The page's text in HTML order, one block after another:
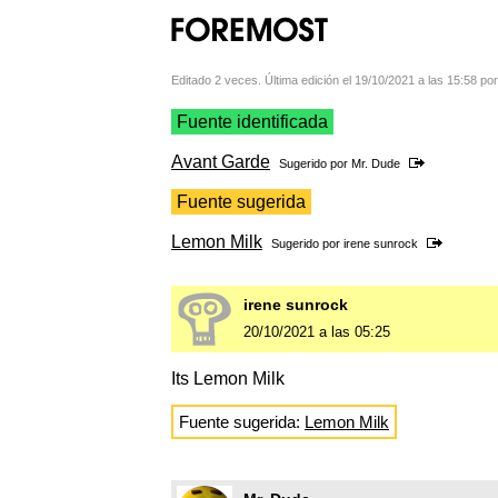
Editado 2 veces. Última edición el 19/10/2021 a las 15:58
Fuente identificada
Avant Garde Sugerido por Mr. Dude
Fuente sugerida
Lemon Milk Sugerido por irene sunrock
irene sunrock
20/10/2021 a las 05:25
Its Lemon Milk
Fuente sugerida: Lemon Milk